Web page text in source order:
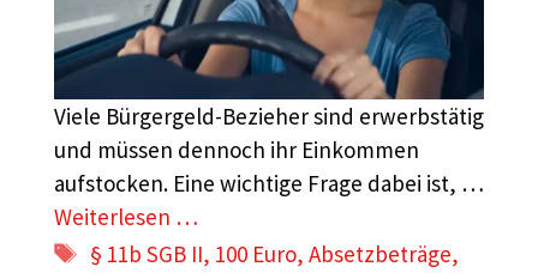
Viele Bürgergeld-Bezieher sind erwerbstätig
und müssen dennoch ihr Einkommen
aufstocken. Eine wichtige Frage dabei ist, …
Weiterlesen …
Schlagwörter
§ 11b SGB II, 100 Euro,Absetzbeträge,